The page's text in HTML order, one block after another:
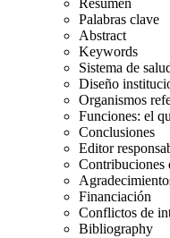
Resumen
Palabras clave
Abstract
Keywords
Sistema de
Diseño
Organismos
Funciones: el
Conclusiones
Editor
Contribuciones
Financiación
Conflictos de
Bibliography